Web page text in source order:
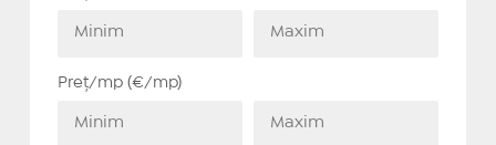
Preț/mp (€/mp)